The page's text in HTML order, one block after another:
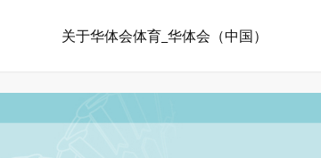
关于华体会体育_华体会（中国）